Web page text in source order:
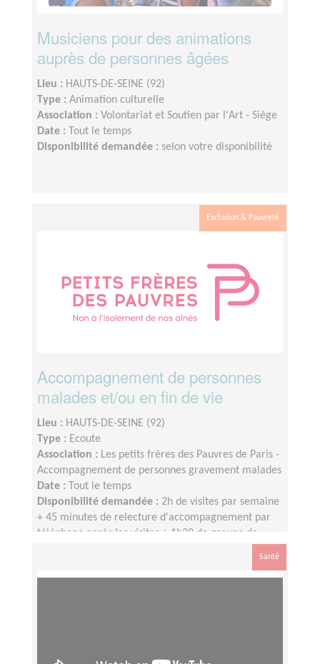
Musiciens pour des animations
auprès de personnes âgées
Lieu : HAUTS-DE-SEINE (92)
Type : Animation culturelle
Association : Volontariat et Soutien par l'Art - Siège
Date :
Tout le temps
Disponibilité demandée : selon votre disponibilité
Exclusion & Pauvreté
Accompagnement de personnes
malades et/ou en fin de vie
Lieu : HAUTS-DE-SEINE (92)
Type : Ecoute
Association : Les petits frères des Pauvres de Paris -
Accompagnement de personnes gravement malades
Date :
Tout le temps
Disponibilité demandée : 2h de visites par semaine
+ 45 minutes de relecture d'accompagnement par
téléphone après les visites + 1h30 de groupe de
Santé